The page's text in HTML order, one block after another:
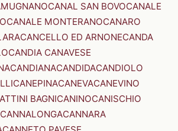
CANAL SAN BOVOCANALE
CANALE MONTERANOCANARO
CANCELLO ED ARNONECANDA
CANDIA CANAVESE
CANDIANACANDIDACANDIOLO
CANEPINACANEVACANEVINO
BAGNICANINOCANISCHIO
CANNALONGACANNARA